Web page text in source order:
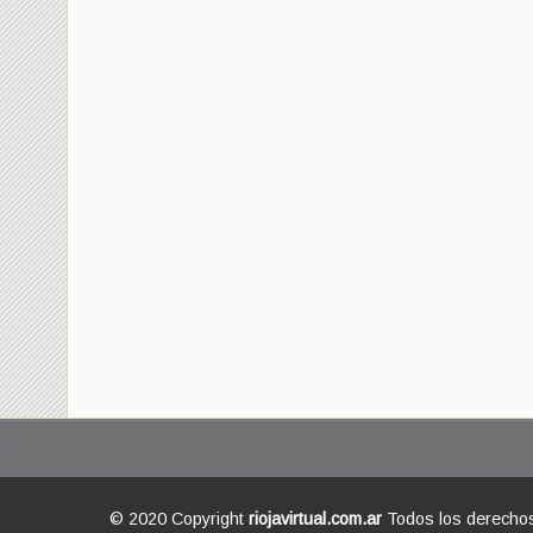
© 2020 Copyright riojavirtual.com.ar Todos los